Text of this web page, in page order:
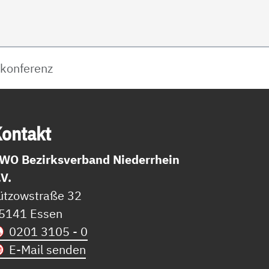
Bezirksverband Niederrhein
32
Essen
0201 3105 - 0
E-Mail senden